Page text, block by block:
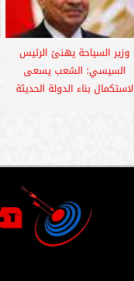
وزير السياحة يهنئ الرئيس
السيسي: الشعب يسعى
لاستكمال بناء الدولة الحديثة